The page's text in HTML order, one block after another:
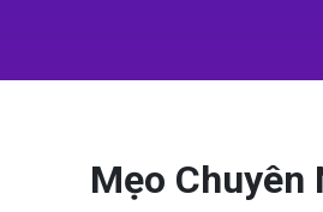
Mẹo Chuyên